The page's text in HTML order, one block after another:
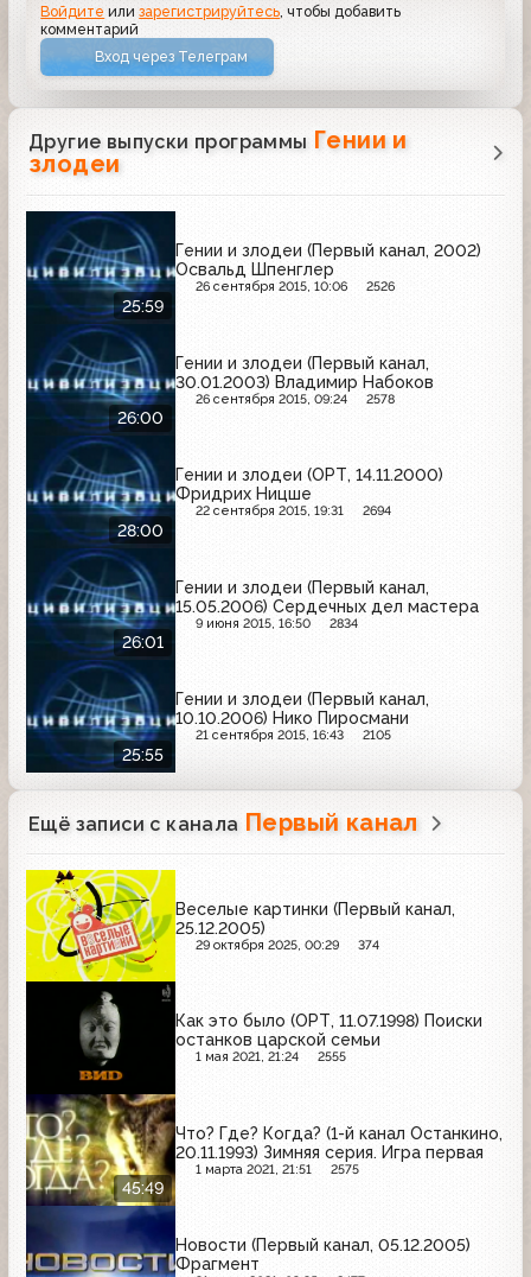
Войдите илизарегистрируйтесь , чтобы добавить
комментарий
Вход через Телеграм
Другие выпуски программы Гении и
злодеи
25:59
Гении и злодеи (Первый канал, 2002)
Освальд Шпенглер
26 сентября 2015, 10:06 2526
26:00
Гении и злодеи (Первый канал,
30.01.2003) Владимир Набоков
26 сентября 2015, 09:24 2578
28:00
Гении и злодеи (ОРТ, 14.11.2000)
Фридрих Ницше
22 сентября 2015, 19:31 2694
26:01
Гении и злодеи (Первый канал,
15.05.2006) Сердечных дел мастера
9 июня 2015, 16:50 2834
25:55
Гении и злодеи (Первый канал,
10.10.2006) Нико Пиросмани
21 сентября 2015, 16:43 2105
Ещё записи с канала Первый канал
Веселые картинки (Первый канал,
25.12.2005)
29 октября 2025, 00:29 374
Как это было (ОРТ, 11.07.1998) Поиски
останков царской семьи
1 мая 2021, 21:24 2555
45:49
Что? Где? Когда? (1-й канал Останкино,
20.11.1993) Зимняя серия. Игра первая
1 марта 2021, 21:51 2575
Новости (Первый канал, 05.12.2005)
Фрагмент